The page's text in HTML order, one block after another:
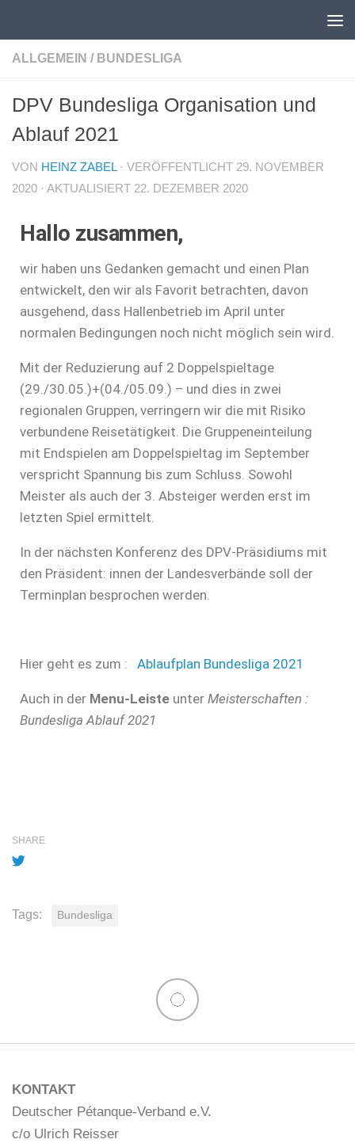
ALLGEMEIN / BUNDESLIGA
DPV Bundesliga Organisation und
Ablauf 2021
VON HEINZ ZABEL · VERÖFFENTLICHT 29. NOVEMBER
2020 · AKTUALISIERT 22. DEZEMBER 2020
Hallo zusammen,
wir haben uns Gedanken gemacht und einen Plan
entwickelt, den wir als Favorit betrachten, davon
ausgehend, dass Hallenbetrieb im April unter
normalen Bedingungen noch nicht möglich sein wird.
Mit der Reduzierung auf 2 Doppelspieltage
(29./30.05.)+(04./05.09.) – und dies in zwei
regionalen Gruppen, verringern wir die mit Risiko
verbundene Reisetätigkeit. Die Gruppeneinteilung
mit Endspielen am Doppelspieltag im September
verspricht Spannung bis zum Schluss. Sowohl
Meister als auch der 3. Absteiger werden erst im
letzten Spiel ermittelt.
In der nächsten Konferenz des DPV-Präsidiums mit
den Präsident: innen der Landesverbände soll der
Terminplan besprochen werden.
Hier geht es zum : Ablaufplan Bundesliga 2021
Auch in der Menu-Leiste unter Meisterschaften :
Bundesliga Ablauf 2021
SHARE
Tags: Bundesliga
KONTAKT
Deutscher Pétanque-Verband e.V.
c/o Ulrich Reisser